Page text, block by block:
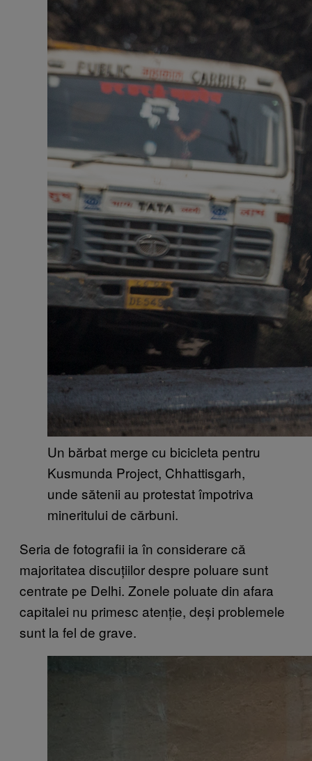
Un bărbat merge cu bicicleta pentru
Kusmunda Project, Chhattisgarh,
unde sătenii au protestat împotriva
mineritului de cărbuni.
Seria de fotografii ia în considerare că
majoritatea discuțiilor despre poluare sunt
centrate pe Delhi. Zonele poluate din afara
capitalei nu primesc atenție, deși problemele
sunt la fel de grave.